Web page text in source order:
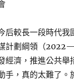
后較長一段時代我
計劃綱領（
經濟，推進公共舉
手，真的太難了。